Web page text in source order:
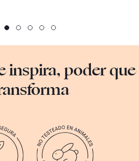
inspira, poder que